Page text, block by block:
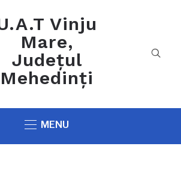
Vinju
Mare,
Județul
Mehedinți
MENU